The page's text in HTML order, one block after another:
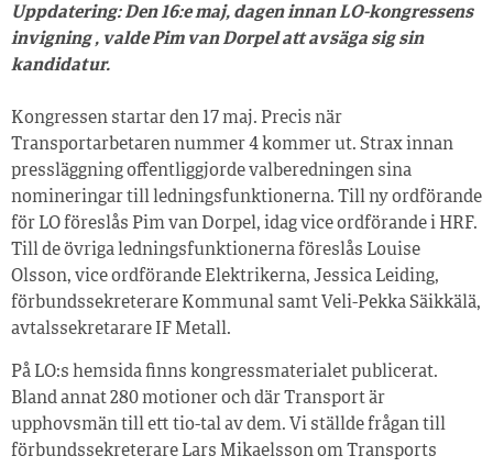
Uppdatering: Den 16:e maj, dagen innan LO-kongressens
invigning , valde Pim van Dorpel att avsäga sig sin
kandidatur.
Kongressen startar den 17 maj. Precis när
Transportarbetaren nummer 4 kommer ut. Strax innan
pressläggning offentliggjorde valberedningen sina
nomineringar till ledningsfunktionerna. Till ny ordförande
för LO föreslås Pim van Dorpel, idag vice ordförande i HRF.
Till de övriga ledningsfunktionerna föreslås Louise
Olsson, vice ordförande Elektrikerna, Jessica Leiding,
förbundssekreterare Kommunal samt Veli-Pekka Säikkälä,
avtalssekretarare IF Metall.
På LO:s hemsida finns kongressmaterialet publicerat.
Bland annat 280 motioner och där Transport är
upphovsmän till ett tio-tal av dem. Vi ställde frågan till
förbundssekreterare Lars Mikaelsson om Transports